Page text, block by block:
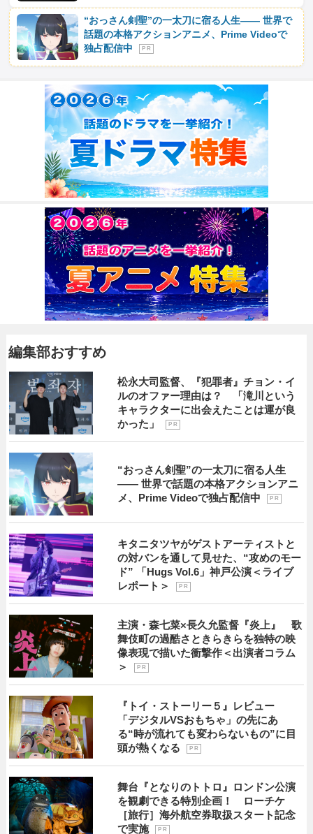
“おっさん剣聖”の一太刀に宿る人生―― 世界で
話題の本格アクションアニメ、Prime Videoで
独占配信中
P R
編集部おすすめ
松永大司監督、『犯罪者』チョン・イ
ルのオファー理由は？ 「滝川という
キャラクターに出会えたことは運が良
かった」
P R
“おっさん剣聖”の一太刀に宿る人生
―― 世界で話題の本格アクションアニ
メ、Prime Videoで独占配信中
P R
キタニタツヤがゲストアーティストと
の対バンを通して見せた、“攻めのモー
ド” 「Hugs Vol.6」神戸公演＜ライブ
レポート＞
P R
主演・森七菜×長久允監督『炎上』 歌
舞伎町の過酷さときらきらを独特の映
像表現で描いた衝撃作＜出演者コラム
＞
P R
『トイ・ストーリー５』レビュー
「デジタルVSおもちゃ」の先にあ
る“時が流れても変わらないもの”に目
頭が熱くなる
P R
舞台『となりのトトロ』ロンドン公演
を観劇できる特別企画！ ローチケ
［旅行］海外航空券取扱スタート記念
で実施
P R